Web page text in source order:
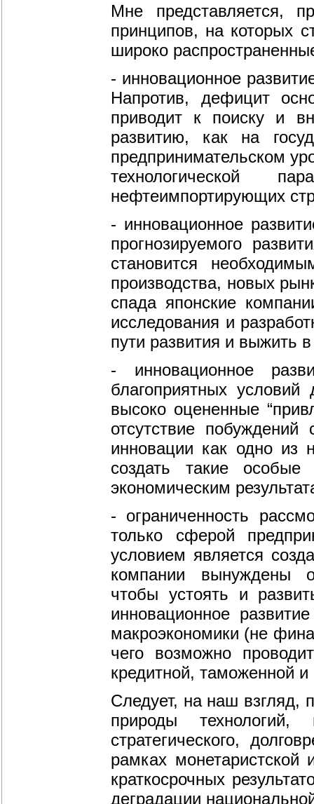
Мне представляется,
принципов, на которых
широко
- инновационное
Напротив, дефицит
приводит к поиску и
развитию, как на
предпринимательском
технологической
нефтеимпортирующих
- инновационное
прогнозируемого
становится
производства, новых
спада японские
исследования и
пути развития и выжить
- инновационное
благоприятных
высоко оцененные
отсутствие
инновации как одно из
создать такие
экономическим
- ограниченность
только сферой
условием является
компании вынуждены
чтобы устоять и
инновационное
макроэкономики (не
чего возможно
кредитной, таможенной и
Следует, на наш взгляд,
природы технологий,
стратегического,
рамках монетаристской
краткосрочных
деградации